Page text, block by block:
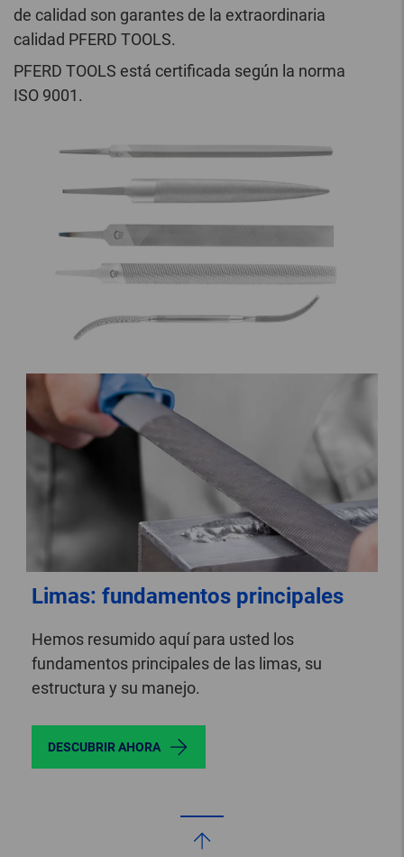
de calidad son garantes de la extraordinaria
calidad PFERD TOOLS.
PFERD TOOLS está certificada según la norma
ISO 9001.
Limas: fundamentos principales
Hemos resumido aquí para usted los
fundamentos principales de las limas, su
estructura y su manejo.
DESCUBRIR AHORA